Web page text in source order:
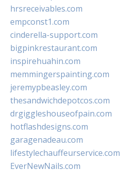
hrsreceivables.com
empconst1.com
cinderella-support.com
bigpinkrestaurant.com
inspirehuahin.com
memmingerspainting.com
jeremypbeasley.com
thesandwichdepotcos.com
drgiggleshouseofpain.com
hotflashdesigns.com
garagenadeau.com
lifestylechauffeurservice.com
EverNewNails.com